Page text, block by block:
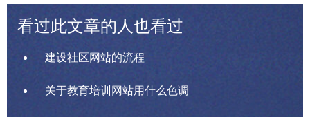
看过此文章的人也看过
建设社区网站的流程
关于教育培训网站用什么色调